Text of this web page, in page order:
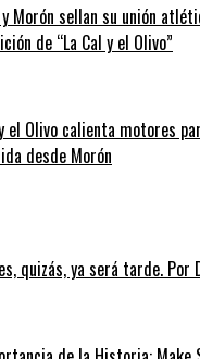
Morón sellan su unión
de “La Cal y el Olivo”
el Olivo calienta motores
desde Morón
quizás, ya será tarde. Por